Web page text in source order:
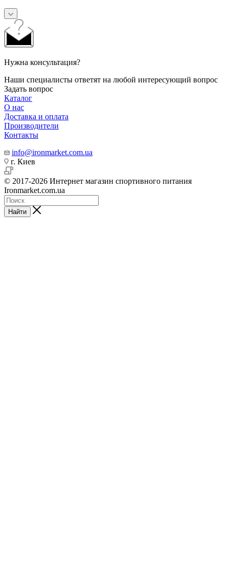
Нужна консультация?
Наши специалисты ответят на любой интересующий вопрос
Задать вопрос
Каталог
О нас
Доставка и оплата
Производители
Контакты
info@ironmarket.com.ua
г. Киев
© 2017-2026 Интернет магазин спортивного питания
Ironmarket.com.ua
Найти